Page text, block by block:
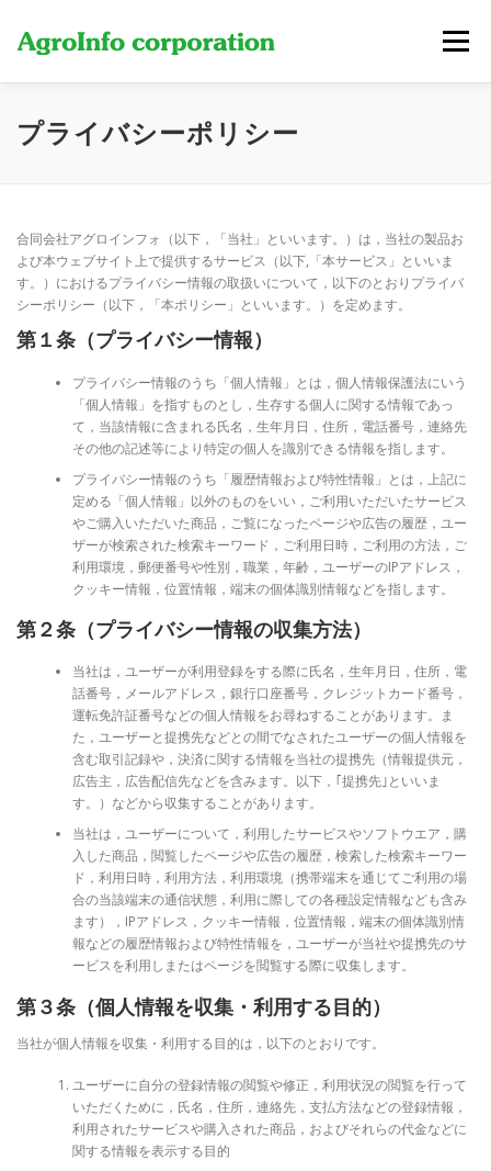
メニュー
製品・サービス 費用 新着情報
プライバシーポリシー
合同会社アグロインフォ（以下，「当社」といいます。）は，当社の製品お
よび本ウェブサイト上で提供するサービス（以下,「本サービス」といいま
す。）におけるプライバシー情報の取扱いについて，以下のとおりプライバ
シーポリシー（以下，「本ポリシー」といいます。）を定めます。
第１条（プライバシー情報）
プライバシー情報のうち「個人情報」とは，個人情報保護法にいう
「個人情報」を指すものとし，生存する個人に関する情報であっ
て，当該情報に含まれる氏名，生年月日，住所，電話番号，連絡先
その他の記述等により特定の個人を識別できる情報を指します。
プライバシー情報のうち「履歴情報および特性情報」とは，上記に
定める「個人情報」以外のものをいい，ご利用いただいたサービス
やご購入いただいた商品，ご覧になったページや広告の履歴，ユー
ザーが検索された検索キーワード，ご利用日時，ご利用の方法，ご
利用環境，郵便番号や性別，職業，年齢，ユーザーのIPアドレス，
クッキー情報，位置情報，端末の個体識別情報などを指します。
第２条（プライバシー情報の収集方法）
当社は，ユーザーが利用登録をする際に氏名，生年月日，住所，電
話番号，メールアドレス，銀行口座番号，クレジットカード番号，
運転免許証番号などの個人情報をお尋ねすることがあります。ま
た，ユーザーと提携先などとの間でなされたユーザーの個人情報を
含む取引記録や，決済に関する情報を当社の提携先（情報提供元，
広告主，広告配信先などを含みます。以下，｢提携先｣といいま
す。）などから収集することがあります。
当社は，ユーザーについて，利用したサービスやソフトウエア，購
入した商品，閲覧したページや広告の履歴，検索した検索キーワー
ド，利用日時，利用方法，利用環境（携帯端末を通じてご利用の場
合の当該端末の通信状態，利用に際しての各種設定情報なども含み
ます），IPアドレス，クッキー情報，位置情報，端末の個体識別情
報などの履歴情報および特性情報を，ユーザーが当社や提携先のサ
ービスを利用しまたはページを閲覧する際に収集します。
第３条（個人情報を収集・利用する目的）
当社が個人情報を収集・利用する目的は，以下のとおりです。
ユーザーに自分の登録情報の閲覧や修正，利用状況の閲覧を行って
いただくために，氏名，住所，連絡先，支払方法などの登録情報，
利用されたサービスや購入された商品，およびそれらの代金などに
関する情報を表示する目的